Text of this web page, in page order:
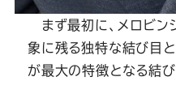
まず最初に、メロビン
象に残る独特な結び目
が最大の特徴となる結び